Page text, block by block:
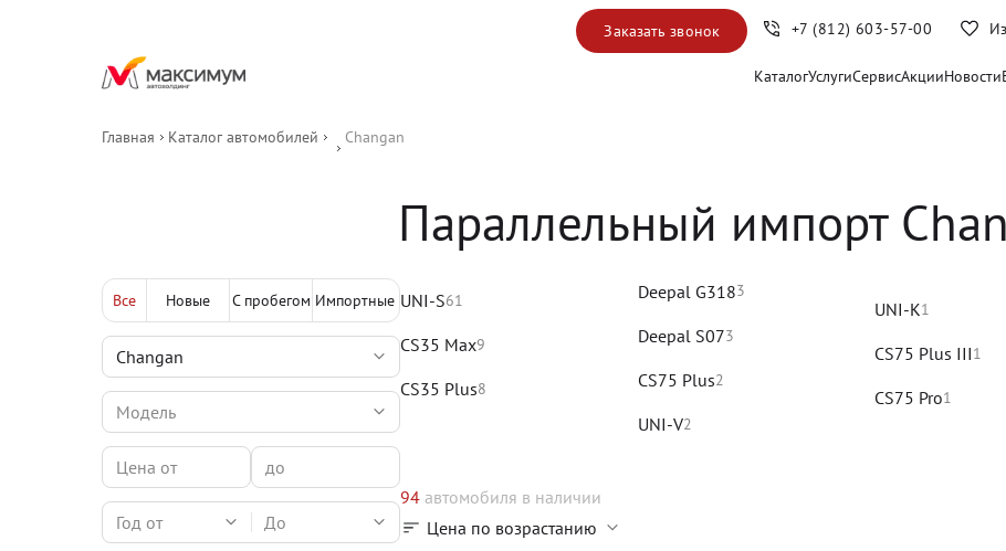
КаталогУслугиСервисАкцииНовости
Заказать звонок +7 (812) 603-57-00
Главная Каталог автомобилей Changan
Параллельный импорт
Все Новые С пробегом Импортные
Год от До
UNI-S61
CS35 Max9
CS35 Plus8
Deepal G3183
Deepal S073
CS75 Plus2
UNI-V2
UNI-K1
CS75 Plus III1
CS75 Pro1
94 автомобиля в наличии
Цена по возрастанию